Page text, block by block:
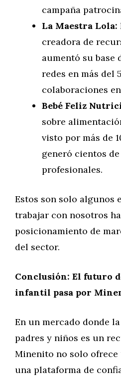
campaña
La Maestra Lola:
creadora de
aumentó su base
redes en más del
colaboraciones
Bebé Feliz
sobre
visto por más de
generó cientos
profesionales.
Estos son solo algunos
trabajar con nosotros
posicionamiento de
del sector.
Conclusión: El futuro
infantil pasa por
En un mercado donde
padres y niños es un
Minenito no solo ofrece
una plataforma de